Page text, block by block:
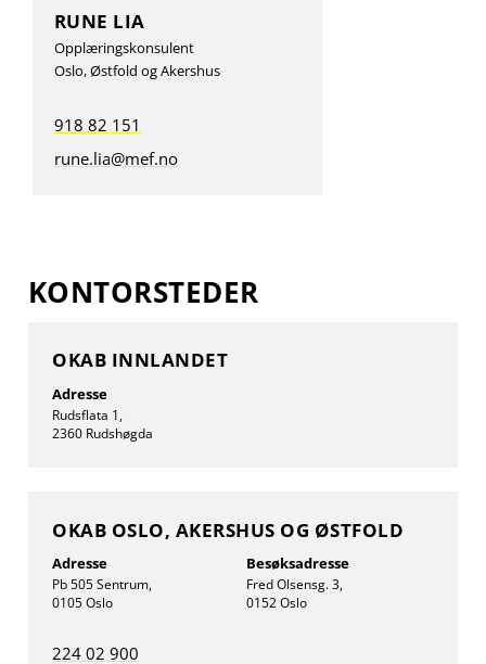
RUNE LIA
Opplæringskonsulent
Oslo, Østfold og Akershus
918 82 151
rune.lia@mef.no
KONTORSTEDER
OKAB INNLANDET
Adresse
Rudsflata 1,
2360 Rudshøgda
OKAB OSLO, AKERSHUS OG ØSTFOLD
Adresse
Pb 505 Sentrum,
0105 Oslo
Besøksadresse
Fred Olsensg. 3,
0152 Oslo
224 02 900